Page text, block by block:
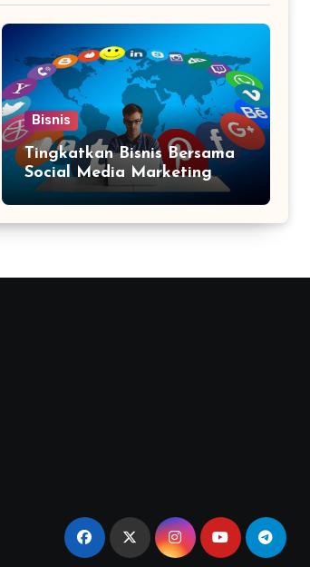
Bisnis
Tingkatkan Bisnis Bersama
Social Media Marketing
Agency